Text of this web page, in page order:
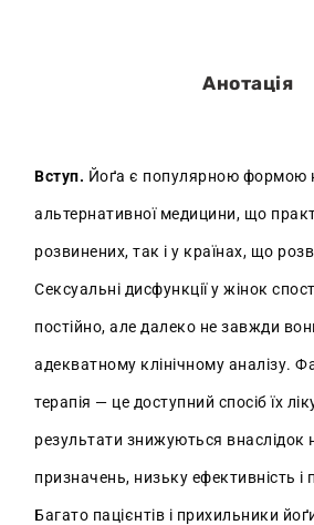
Анотація
Вступ. Йоґа є популярною формою
альтернативної медицини, що
розвинених, так і у країнах, що
Сексуальні дисфункції у жінок
постійно, але далеко не завжди
адекватному клінічному аналізу.
терапія — це доступний спосіб їх
результати знижуються внаслідок
призначень, низьку ефективність і
Багато пацієнтів і прихильники